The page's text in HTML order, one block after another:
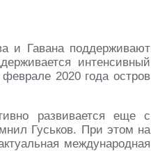
и Гавана поддерживают
интенсивный
2020 года остров
развивается еще с
Гуськов. При этом на
международная